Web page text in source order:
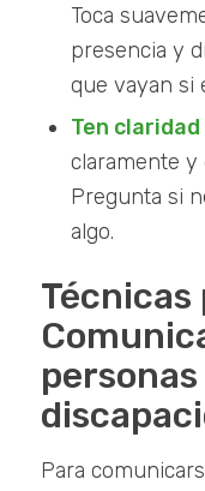
Toca
presencia y
que vayan si
Ten
claramente y
Pregunta si
algo.
Técnicas
Para